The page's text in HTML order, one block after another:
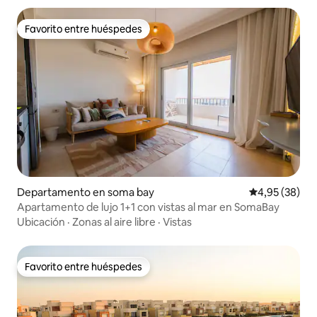
Favorito entre huéspedes
Favorito entre huéspedes
Departamento en soma bay Calificación
4,95 (38)
Apartamento de lujo 1+1 con vistas al mar en SomaBay
Ubicación · Zonas al aire libre · Vistas
Favorito entre huéspedes
Favorito entre huéspedes